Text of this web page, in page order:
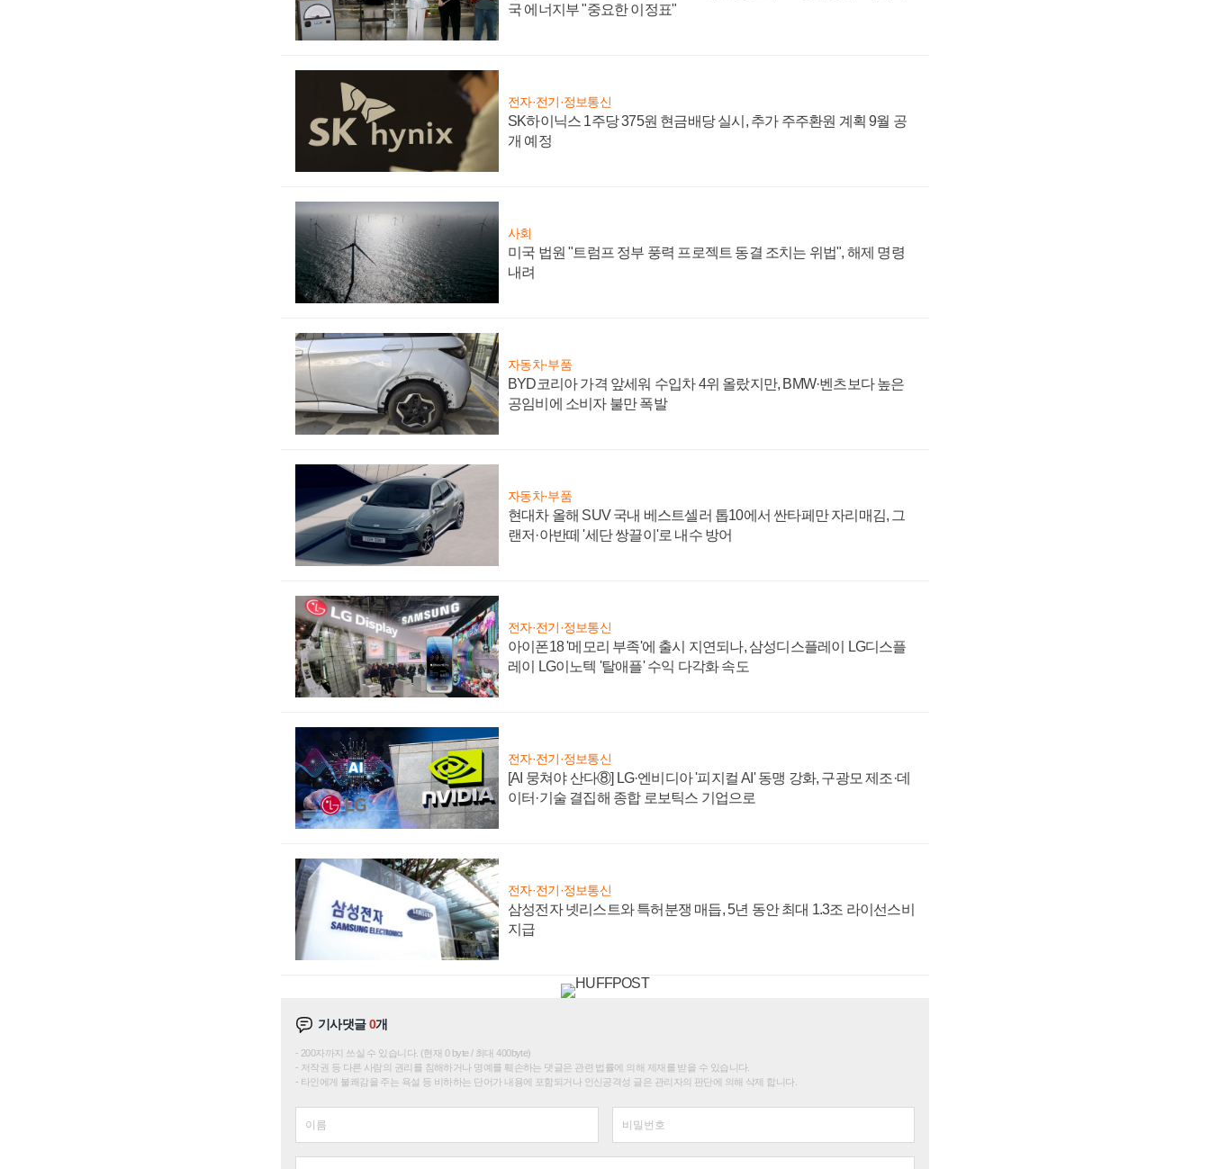
국 에너지부 "중요한 이정표"
전자·전기·정보통신
SK하이닉스 1주당 375원 현금배당 실시, 추가 주주환원 계획 9월 공
개 예정
사회
미국 법원 "트럼프 정부 풍력 프로젝트 동결 조치는 위법", 해제 명령
내려
자동차·부품
BYD코리아 가격 앞세워 수입차 4위 올랐지만, BMW·벤츠보다 높은
공임비에 소비자 불만 폭발
자동차·부품
현대차 올해 SUV 국내 베스트셀러 톱10에서 싼타페만 자리매김, 그
랜저·아반떼 '세단 쌍끌이'로 내수 방어
전자·전기·정보통신
아이폰18 '메모리 부족'에 출시 지연되나, 삼성디스플레이 LG디스플
레이 LG이노텍 '탈애플' 수익 다각화 속도
전자·전기·정보통신
[AI 뭉쳐야 산다⑧] LG·엔비디아 '피지컬 AI' 동맹 강화, 구광모 제조·데
이터·기술 결집해 종합 로보틱스 기업으로
전자·전기·정보통신
삼성전자 넷리스트와 특허분쟁 매듭, 5년 동안 최대 1.3조 라이선스비
지급
기사댓글0개
200자까지 쓰실 수 있습니다. (현재 0 byte / 최대 400byte)
저작권 등 다른 사람의 권리를 침해하거나 명예를 훼손하는 댓글은 관련 법률에 의해 제재를 받을 수 있습니다.
타인에게 불쾌감을 주는 욕설 등 비하하는 단어가 내용에 포함되거나 인신공격성 글은 관리자의 판단에 의해 삭제 합니다.